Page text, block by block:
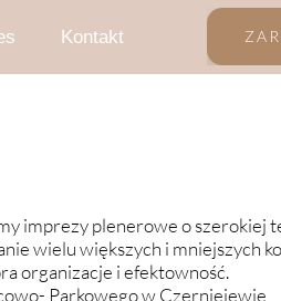
imprezy plenerowe o szerokiej
wielu większych i mniejszych
organizacje i efektowność.
Parkowego w Czerniejewie
Kontakt